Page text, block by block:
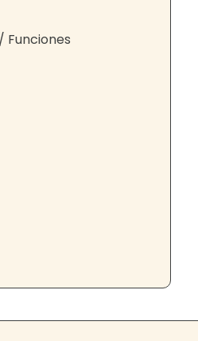
Funciones